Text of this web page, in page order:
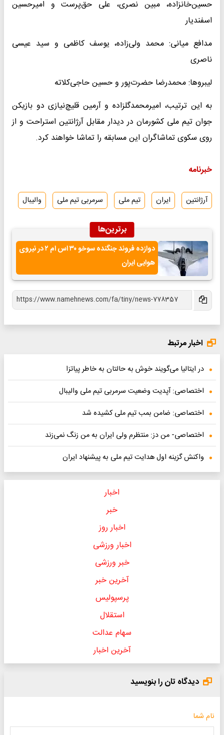
حسین‌خانزاده، مبین نصری، علی حق‌پرست و امیرحسین
اسفندیار
مدافع میانی: محمد ولی‌زاده، یوسف کاظمی و سید عیسی
ناصری
لیبروها: محمدرضا حضرت‌پور و حسین حاجی‌کلاته
به این ترتیب، امیرمحمدگلزاده و آرمین قلیچ‌نیازی دو بازیکن
جوان تیم ملی کشورمان در دیدار مقابل آرژانتین استراحت و از
روی سکوی تماشاگران این مسابقه را تماشا خواهند کرد.
خبرنامه
آرژانتین ایران تیم ملی سرمربی تیم ملی والیبال
برترین‌ها
دوازده فروند جنگنده سوخو ۳۰ اس ام ۲ در نیروی
هوایی ایران
اخبار مرتبط
در ایتالیا می‌گویند خوش به حالتان به خاطر پیاتزا
اختصاصی: آپدیت وضعیت سرمربی تیم ملی والیبال
اختصاصی: ضامن بمب تیم ملی کشیده شد
اختصاصی- من دز: منتظرم ولی ایران به من زنگ نمی‌زند
واکنش گزینه اول هدایت تیم ملی به پیشنهاد ایران
اخبار
خبر
اخبار روز
اخبار ورزشی
خبر ورزشی
آخرین خبر
پرسپولیس
استقلال
سهام عدالت
آخرین اخبار
دیدگاه تان را بنویسید
نام شما